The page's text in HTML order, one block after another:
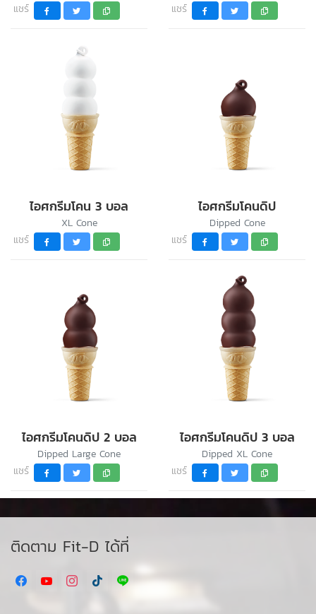
แชร์
แชร์
ไอศกรีมโคน 3 บอล
XL Cone
แชร์
ไอศกรีมโคนดิป
Dipped Cone
แชร์
ไอศกรีมโคนดิป 2 บอล
Dipped Large Cone
แชร์
ไอศกรีมโคนดิป 3 บอล
Dipped XL Cone
แชร์
ติดตาม Fit-D ได้ที่